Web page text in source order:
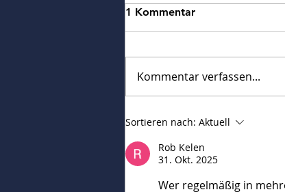
POSITIONS Berlin Art Fair
1 Kommentar
Kommentar verfassen...
Sortieren nach: Aktuell
Rob Kelen
31. Okt. 2025
Wer regelmäßig in